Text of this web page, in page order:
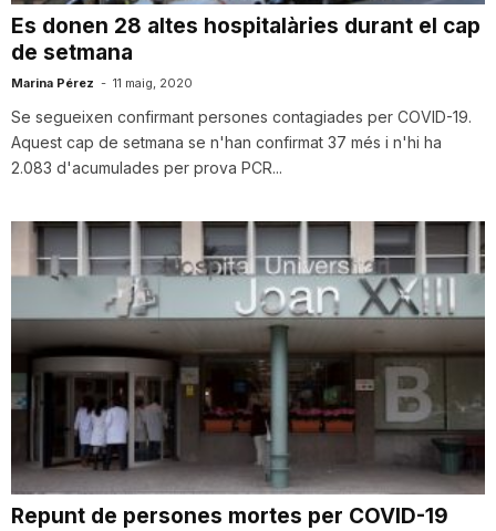
Es donen 28 altes hospitalàries durant el cap
de setmana
Marina Pérez - 11 maig, 2020
Se segueixen confirmant persones contagiades per COVID-19.
Aquest cap de setmana se n'han confirmat 37 més i n'hi ha
2.083 d'acumulades per prova PCR...
Repunt de persones mortes per COVID-19